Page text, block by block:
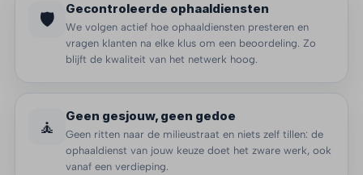
🛡️ Gecontroleerde ophaaldiensten
We volgen actief hoe ophaaldiensten presteren en
vragen klanten na elke klus om een beoordeling. Zo
blijft de kwaliteit van het netwerk hoog.
🧘 Geen gesjouw, geen gedoe
Geen ritten naar de milieustraat en niets zelf tillen: de
ophaaldienst van jouw keuze doet het zware werk, ook
vanaf een verdieping.